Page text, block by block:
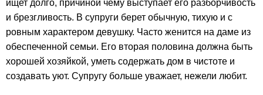
ищет долго, причиной чему выступает его разборчивость
и брезгливость. В супруги берет обычную, тихую и с
ровным характером девушку. Часто женится на даме из
обеспеченной семьи. Его вторая половина должна быть
хорошей хозяйкой, уметь содержать дом в чистоте и
создавать уют. Супругу больше уважает, нежели любит.